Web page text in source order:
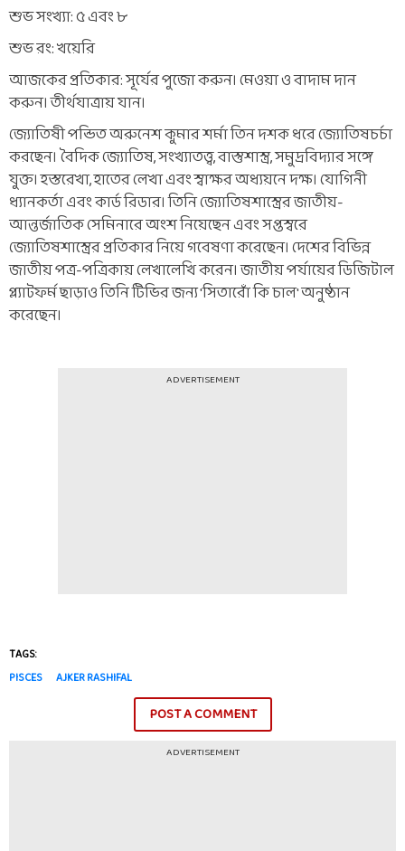
শুভ সংখ্যা: ৫ এবং ৮
শুভ রং: খয়েরি
আজকের প্রতিকার: সূর্যের পুজো করুন। মেওয়া ও বাদাম দান
করুন। তীর্থযাত্রায় যান।
জ্যোতিষী পন্ডিত অরুনেশ কুমার শর্মা তিন দশক ধরে জ্যোতিষচর্চা
করছেন। বৈদিক জ্যোতিষ, সংখ্যাতত্ত্ব, বাস্তুশাস্ত্র, সমুদ্রবিদ্যার সঙ্গে
যুক্ত। হস্তরেখা, হাতের লেখা এবং স্বাক্ষর অধ্যয়নে দক্ষ। যোগিনী
ধ্যানকর্তা এবং কার্ড রিডার। তিনি জ্যোতিষশাস্ত্রের জাতীয়-
আন্তর্জাতিক সেমিনারে অংশ নিয়েছেন এবং সপ্তস্বরে
জ্যোতিষশাস্ত্রের প্রতিকার নিয়ে গবেষণা করেছেন। দেশের বিভিন্ন
জাতীয় পত্র-পত্রিকায় লেখালেখি করেন। জাতীয় পর্যায়ের ডিজিটাল
প্ল্যাটফর্ম ছাড়াও তিনি টিভির জন্য 'সিতারোঁ কি চাল' অনুষ্ঠান
করেছেন।
ADVERTISEMENT
TAGS:
PISCES
AJKER RASHIFAL
POST A COMMENT
ADVERTISEMENT